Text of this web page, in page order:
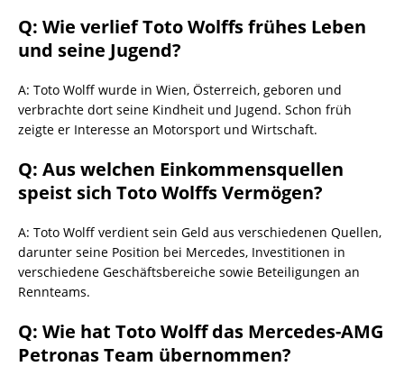
Q: Wie verlief Toto Wolffs frühes Leben
und seine Jugend?
A: Toto Wolff wurde in Wien, Österreich, geboren und
verbrachte dort seine Kindheit und Jugend. Schon früh
zeigte er Interesse an Motorsport und Wirtschaft.
Q: Aus welchen Einkommensquellen
speist sich Toto Wolffs Vermögen?
A: Toto Wolff verdient sein Geld aus verschiedenen Quellen,
darunter seine Position bei Mercedes, Investitionen in
verschiedene Geschäftsbereiche sowie Beteiligungen an
Rennteams.
Q: Wie hat Toto Wolff das Mercedes-AMG
Petronas Team übernommen?